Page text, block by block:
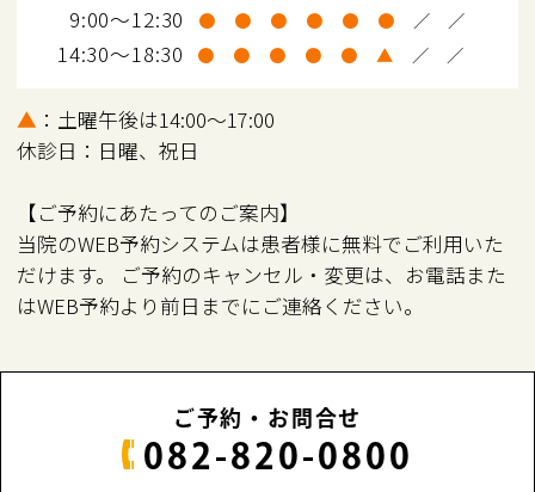
9:00～12:30 ● ● ● ● ● ● ／ ／
14:30～18:30 ● ● ● ● ● ▲ ／ ／
▲ ：土曜午後は14:00～17:00
休診日：日曜、祝日
【ご予約にあたってのご案内】
当院のWEB予約システムは患者様に無料でご利用いた
だけます。 ご予約のキャンセル・変更は、お電話また
はWEB予約より前日までにご連絡ください。
ご予約・お問合せ
082-820-0800